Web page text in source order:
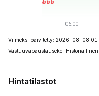
Viimeksi päivitetty: 2026-08-08
Vastuuvapauslauseke: Historiallinen
Hintatilastot